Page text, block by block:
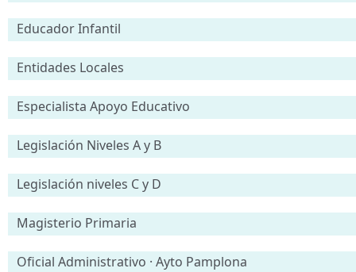
Educador Infantil
Entidades Locales
Especialista Apoyo Educativo
Legislación Niveles A y B
Legislación niveles C y D
Magisterio Primaria
Oficial Administrativo · Ayto Pamplona